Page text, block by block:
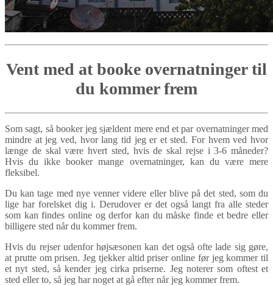
Vent med at booke overnatninger til
du kommer frem
Som sagt, så booker jeg sjældent mere end et par overnatninger med
mindre at jeg ved, hvor lang tid jeg er et sted. For hvem ved hvor
længe de skal være hvert sted, hvis de skal rejse i 3-6 måneder?
Hvis du ikke booker mange overnatninger, kan du være mere
fleksibel.
Du kan tage med nye venner videre eller blive på det sted, som du
lige har forelsket dig i. Derudover er det også langt fra alle steder
som kan findes online og derfor kan du måske finde et bedre eller
billigere sted når du kommer frem.
Hvis du rejser udenfor højsæsonen kan det også ofte lade sig gøre,
at prutte om prisen. Jeg tjekker altid priser online før jeg kommer til
et nyt sted, så kender jeg cirka priserne. Jeg noterer som oftest et
sted eller to, så jeg har noget at gå efter når jeg kommer frem.